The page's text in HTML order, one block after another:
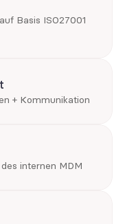
Basis ISO27001
+ Kommunikation
internen MDM